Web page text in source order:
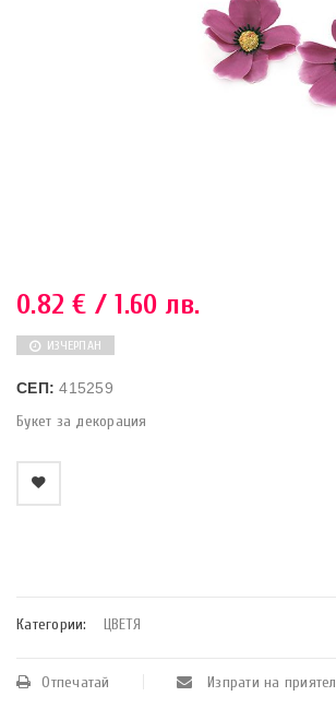
0.82€ / 1.60 лв.
ИЗЧЕРПАН
СЕП:415259
Букет за декорация
Категории: ЦВЕТЯ
Отпечатай Изпрати на приятел